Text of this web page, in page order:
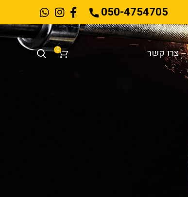
050-4754705
צרו קשר 0